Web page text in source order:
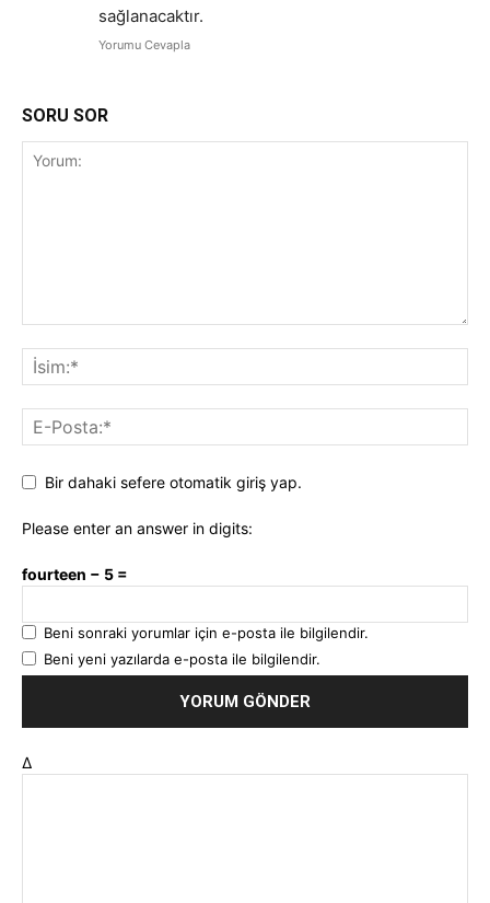
sağlanacaktır.
Yorumu Cevapla
SORU SOR
Bir dahaki sefere otomatik giriş yap.
Please enter an answer in digits:
fourteen − 5 =
Beni sonraki yorumlar için e-posta ile bilgilendir.
Beni yeni yazılarda e-posta ile bilgilendir.
Δ